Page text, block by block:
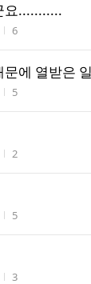
요...........
조회수
6
에 열받은
조회수
5
조회수
2
조회수
5
조회수
3